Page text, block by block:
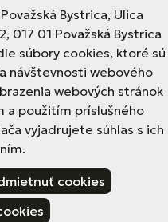
Bystrica, Ulica
017 01 Považská Bystrica
súbory cookies, ktoré sú
návštevnosti webového
webových stránok
a použitím príslušného
vyjadrujete súhlas s ich
cookies